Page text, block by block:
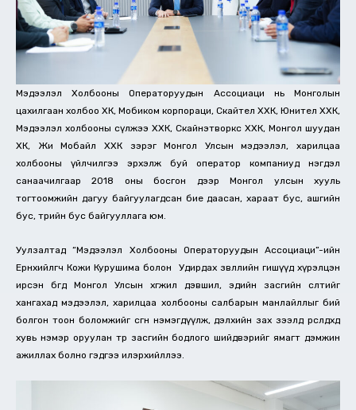
Мэдээлэл Холбооны Операторуудын Ассоциаци нь Монголын
цахилгаан холбоо ХК, Мобиком корпораци, Скайтел ХХК, Юнител ХХК,
Мэдээлэл холбооны сүлжээ ХХК, Скайнэтворкс ХХК, Монгол шуудан
ХК, Жи Мобайл ХХК зэрэг Монгол Улсын мэдээлэл, харилцаа
холбооны үйлчилгээ эрхэлж буй оператор компаниуд нэгдэл
санаачилгаар 2018 оны босгон дээр Монгол улсын хууль
тогтоомжийн дагуу байгуулагдсан бие даасан, хараат бус, ашгийн
бус, төрийн бус байгууллага юм.
Уулзалтад “Мэдээлэл Холбооны Операторуудын Ассоциаци”-ийн
Ерөнхийлөгч Кожи Курушима болон Удирдах зөвлөлийн гишүүд хүрэлцэн
ирсэн бөгөөд Монгол Улсын хөгжил дэвшил, эдийн засгийн өсөлтийг
хангахад мэдээлэл, харилцаа холбооны салбарын манлайллыг бий
болгон тоон боломжийг өсгөн нэмэгдүүлж, дэлхийн зах зээлд өрсөлдөхөд
хувь нэмэр оруулан төр засгийн бодлого шийдвэрийг ямагт дэмжин
ажиллах болно гэдгээ илэрхийллээ.